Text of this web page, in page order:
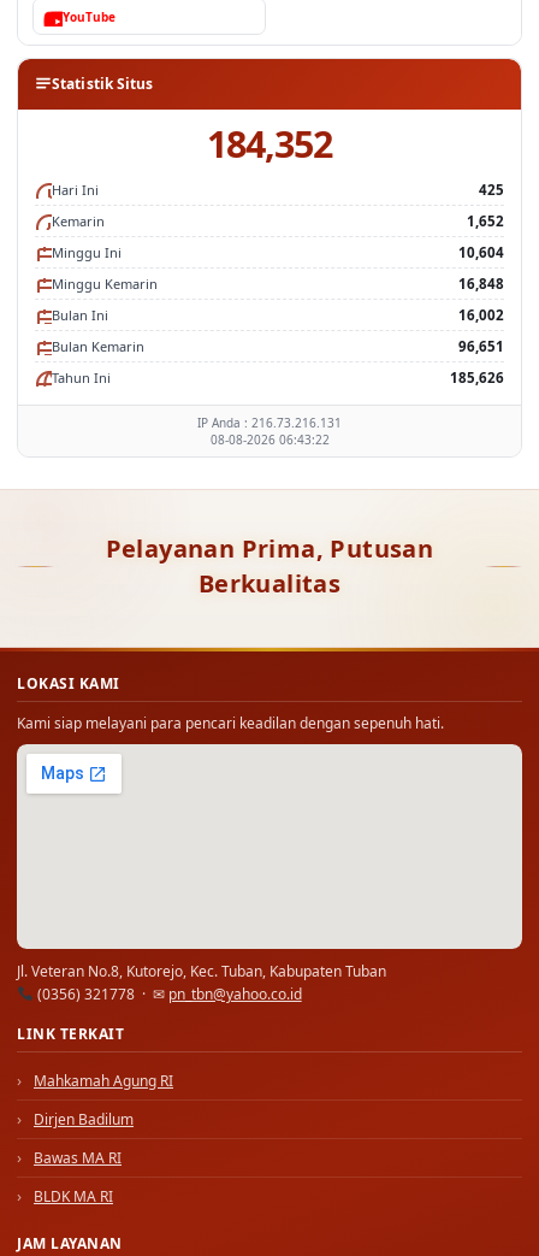
YouTube
Statistik Situs
184,352
Hari Ini
425
Kemarin
1,652
Minggu Ini
10,604
Minggu Kemarin
16,848
Bulan Ini
16,002
Bulan Kemarin
96,651
Tahun Ini
185,626
IP Anda : 216.73.216.131
08-08-2026 06:43:22
Pelayanan Prima, Putusan
Berkualitas
LOKASI KAMI
Kami siap melayani para pencari keadilan dengan sepenuh hati.
Jl. Veteran No.8, Kutorejo, Kec. Tuban, Kabupaten Tuban
(0356) 321778 · ✉ pn_tbn@yahoo.co.id
LINK TERKAIT
Mahkamah Agung RI
Dirjen Badilum
Bawas MA RI
BLDK MA RI
JAM LAYANAN